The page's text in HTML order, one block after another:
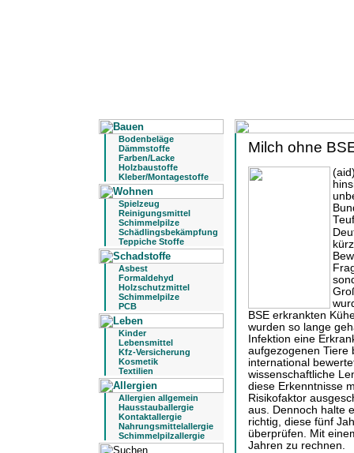
Bodenbeläge
Dämmstoffe
Farben/Lacke
Holzbaustoffe
Kleber/Montagestoffe
Spielzeug
Reinigungsmittel
Schimmelpilze
Schädlingsbekämpfung
Teppiche Stoffe
Asbest
Formaldehyd
Holzschutzmittel
Schimmelpilze
PCB
Kinder
Lebensmittel
Kfz-Versicherung
Kosmetik
Textilien
Allergien allgemein
Hausstauballergie
Kontaktallergie
Nahrungsmittelallergie
Schimmelpilzallergie
Milch ohne
BSE erkrankten
wurden so lange
Infektion eine
aufgezogenen Tiere
international
wissenschaftliche
diese Erkenntnisse
Risikofaktor
aus. Dennoch halte
richtig, diese fünf
überprüfen. Mit
Jahren zu rechnen.